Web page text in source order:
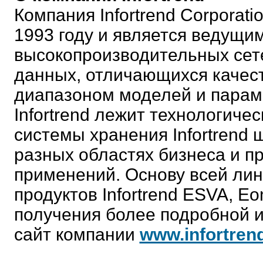
Компания Infortrend
1993 году и является
высокопроизводительных
данных, отличающихся
диапазоном моделей и
Infortrend лежит
системы хранения Infortrend
разных областях бизнеса и
применений. Основу всей
продуктов Infortrend ESVA,
получения более подробной
сайт компании